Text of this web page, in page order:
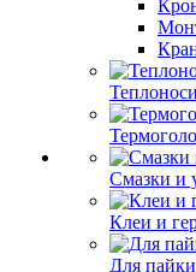
Смазки и
Клеи и
Для